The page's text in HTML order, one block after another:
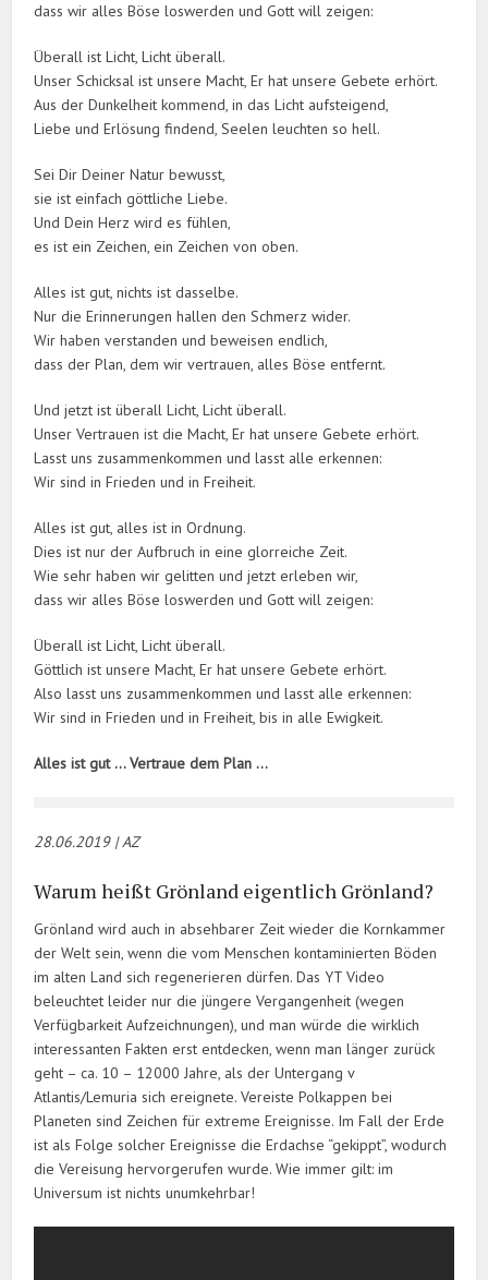
dass wir alles Böse loswerden und Gott will zeigen:
Überall ist Licht, Licht überall.
Unser Schicksal ist unsere Macht, Er hat unsere Gebete erhört.
Aus der Dunkelheit kommend, in das Licht aufsteigend,
Liebe und Erlösung findend, Seelen leuchten so hell.
Sei Dir Deiner Natur bewusst,
sie ist einfach göttliche Liebe.
Und Dein Herz wird es fühlen,
es ist ein Zeichen, ein Zeichen von oben.
Alles ist gut, nichts ist dasselbe.
Nur die Erinnerungen hallen den Schmerz wider.
Wir haben verstanden und beweisen endlich,
dass der Plan, dem wir vertrauen, alles Böse entfernt.
Und jetzt ist überall Licht, Licht überall.
Unser Vertrauen ist die Macht, Er hat unsere Gebete erhört.
Lasst uns zusammenkommen und lasst alle erkennen:
Wir sind in Frieden und in Freiheit.
Alles ist gut, alles ist in Ordnung.
Dies ist nur der Aufbruch in eine glorreiche Zeit.
Wie sehr haben wir gelitten und jetzt erleben wir,
dass wir alles Böse loswerden und Gott will zeigen:
Überall ist Licht, Licht überall.
Göttlich ist unsere Macht, Er hat unsere Gebete erhört.
Also lasst uns zusammenkommen und lasst alle erkennen:
Wir sind in Frieden und in Freiheit, bis in alle Ewigkeit.
Alles ist gut … Vertraue dem Plan …
28.06.2019 | AZ
Warum heißt Grönland eigentlich Grönland?
Grönland wird auch in absehbarer Zeit wieder die Kornkammer
der Welt sein, wenn die vom Menschen kontaminierten Böden
im alten Land sich regenerieren dürfen. Das YT Video
beleuchtet leider nur die jüngere Vergangenheit (wegen
Verfügbarkeit Aufzeichnungen), und man würde die wirklich
interessanten Fakten erst entdecken, wenn man länger zurück
geht – ca. 10 – 12000 Jahre, als der Untergang v
Atlantis/Lemuria sich ereignete. Vereiste Polkappen bei
Planeten sind Zeichen für extreme Ereignisse. Im Fall der Erde
ist als Folge solcher Ereignisse die Erdachse “gekippt”, wodurch
die Vereisung hervorgerufen wurde. Wie immer gilt: im
Universum ist nichts unumkehrbar!